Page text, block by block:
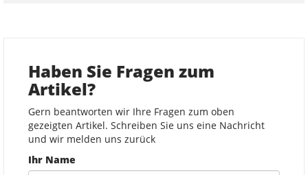
Haben Sie Fragen zum
Artikel?
Gern beantworten wir Ihre Fragen zum oben
gezeigten Artikel. Schreiben Sie uns eine Nachricht
und wir melden uns zurück
Ihr Name